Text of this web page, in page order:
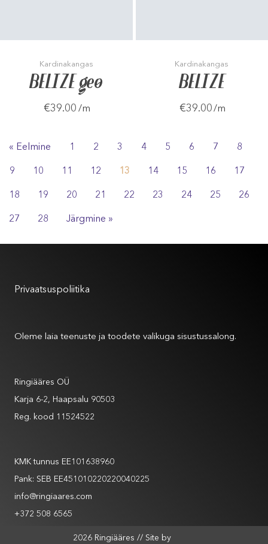
Kardinakangas
BELIZE geo
€39.00 /m
Kardinakangas
BELIZE
€39.00/m
« Eelmine 1 2 3 4 5 6 7 8
9 10 11 12 13 14 15 16 17
18 19 20 21 22 23 24 25 26
27 28 Järgmine »
Privaatsuspoliitika
Oleme laia teenuste ja toodete valikuga sisustussalong.
Ringiääres OÜ
Karja 6-2, Haapsalu 90503
Reg. kood 11524522
KMK tunnus EE101638960
Pank: SEB EE451010220220040225
info@ringiaares.com
+372 508 6565
2026 Ringiääres // Site by